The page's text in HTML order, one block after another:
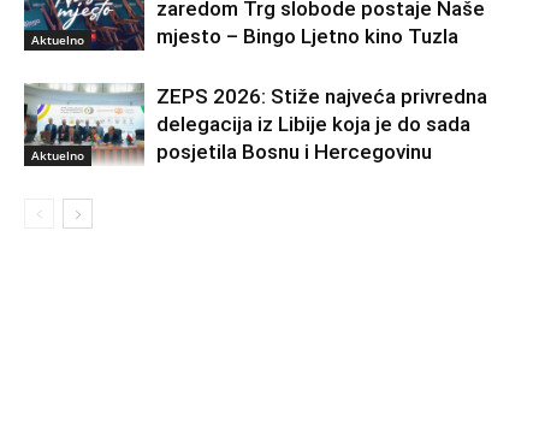
Aktuelno
zaredom Trg slobode postaje Naše
mjesto – Bingo Ljetno kino Tuzla
Aktuelno
ZEPS 2026: Stiže najveća privredna
delegacija iz Libije koja je do sada
posjetila Bosnu i Hercegovinu